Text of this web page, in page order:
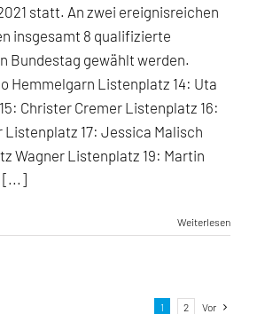
statt. An zwei ereignisreichen
insgesamt 8 qualifizierte
Bundestag gewählt werden.
Hemmelgarn Listenplatz 14: Uta
Christer Cremer Listenplatz 16:
Listenplatz 17: Jessica Malisch
Wagner Listenplatz 19: Martin
[...]
Weiterlesen
1 2 Vor